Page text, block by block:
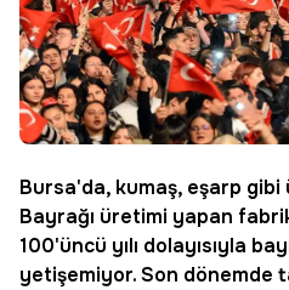
Bursa'da, kumaş, eşarp gibi
Bayrağı üretimi yapan
100'üncü yılı dolayısıyla
yetişemiyor. Son dönemde